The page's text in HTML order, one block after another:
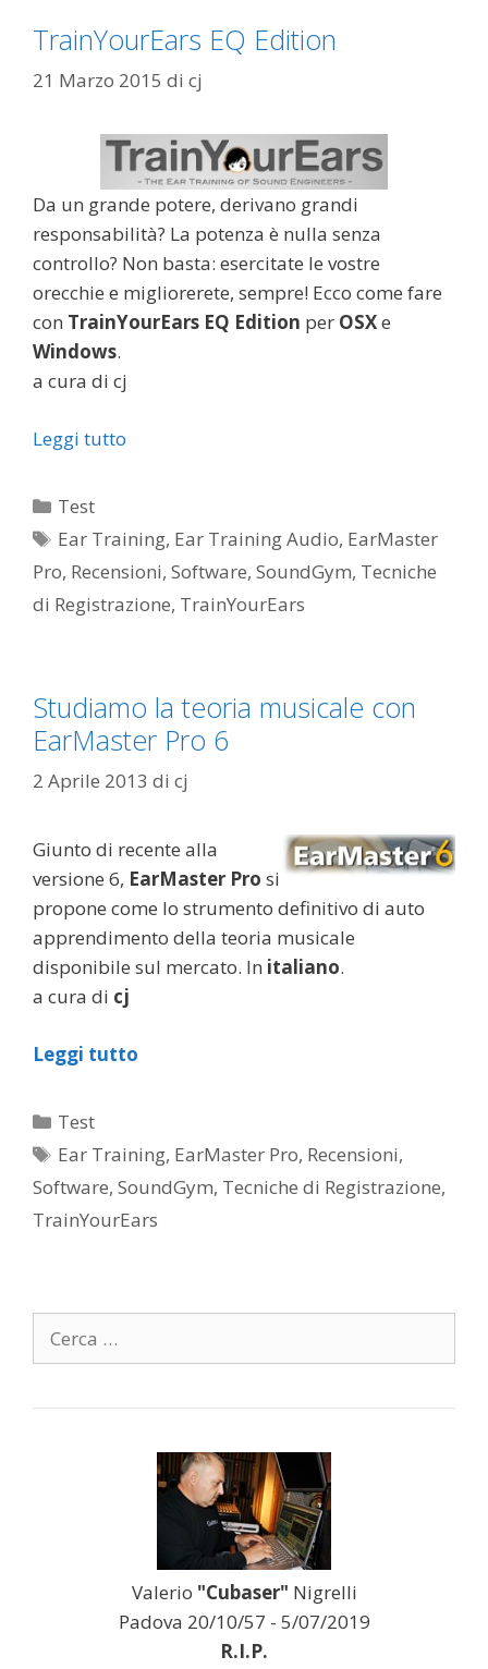
TrainYourEars EQ Edition
21 Marzo 2015 di cj
Da un grande potere, derivano grandi
responsabilità? La potenza è nulla senza
controllo? Non basta: esercitate le vostre
orecchie e migliorerete, sempre! Ecco come fare
con TrainYourEars EQ Edition per OSXe
Windows.
a cura di cj
Leggi tutto
Categorie
Test
Tag
Ear Training, Ear Training Audio, EarMaster
Pro, Recensioni, Software, SoundGym, Tecniche
di Registrazione, TrainYourEars
Studiamo la teoria musicale con
EarMaster Pro 6
2 Aprile 2013 di cj
Giunto di recente alla
versione 6, EarMaster Pro si
propone come lo strumento definitivo di auto
apprendimento della teoria musicale
disponibile sul mercato. In italiano.
a cura di cj
Leggi tutto
Categorie
Test
Tag
Ear Training, EarMaster Pro, Recensioni,
Software, SoundGym, Tecniche di Registrazione,
TrainYourEars
Ricerca
Valerio "Cubaser" Nigrelli
Padova 20/10/57 - 5/07/2019
R.I.P.